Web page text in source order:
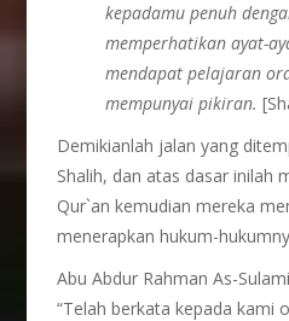
kepadamu penuh
memperhatikan ayat-
mendapat pelajaran
mempunyai pikiran.
Demikianlah jalan yang
Shalih, dan atas dasar inilah
Qur`an kemudian mereka
menerapkan hukum-
Abu Abdur Rahman As-
“Telah berkata kepada kami